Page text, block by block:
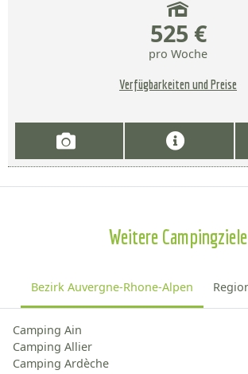
525 €
pro Woche
Verfügbarkeiten und Preise
Weitere Campingziele
Bezirk Auvergne-Rhone-Alpen
Camping Ain
Camping Allier
Camping Ardèche